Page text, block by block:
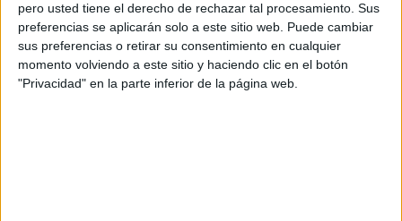
pero usted tiene el derecho de rechazar tal procesamiento. Sus
preferencias se aplicarán solo a este sitio web. Puede cambiar
sus preferencias o retirar su consentimiento en cualquier
momento volviendo a este sitio y haciendo clic en el botón
"Privacidad" en la parte inferior de la página web.